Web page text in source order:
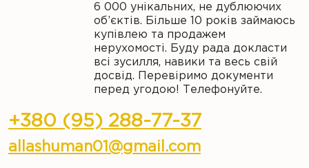
6 000 унікальних, не дублюючих
об’єктів. Більше 10 років займаюсь
купівлею та продажем
нерухомості. Буду рада докласти
всі зусилля, навики та весь свій
досвід. Перевіримо документи
перед угодою! Телефонуйте.
+380 (95) 288-77-37
allashuman01@gmail.com